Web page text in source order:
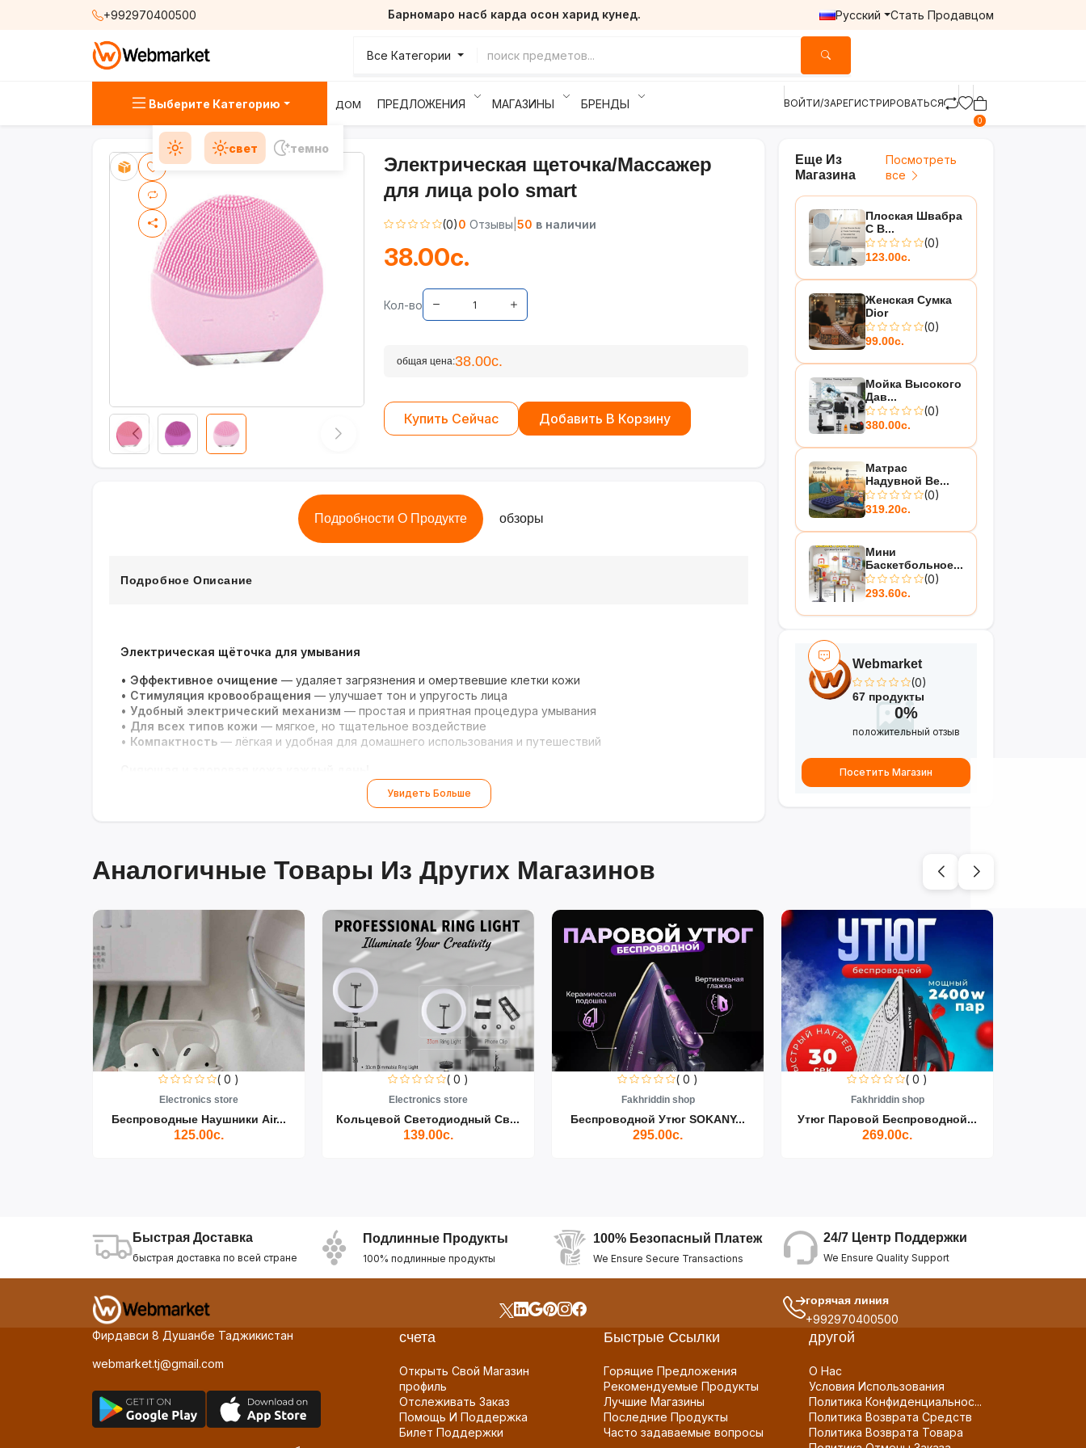
+992970400500 Барномаро насб карда осон харид кунед. Русский Стать Продавцом
Все Категории
Выберите Категорию ДОМ ПРЕДЛОЖЕНИЯ МАГАЗИНЫ БРЕНДЫ ВОЙТИ/ЗАРЕГИСТРИРОВАТЬСЯ
0
свет темно
Электрическая щеточка/Массажер
для лица polo smart
(0)0 Отзывы 50 в наличии
38.00с.
Кол-во
общая цена:38.00с.
Купить Сейчас Добавить В Корзину
Подробности О Продукте обзоры
Подробное Описание
Электрическая щёточка для умывания
• Эффективное очищение — удаляет загрязнения и омертвевшие клетки кожи
• Стимуляция кровообращения — улучшает тон и упругость лица
• Удобный электрический механизм — простая и приятная процедура умывания
• Для всех типов кожи — мягкое, но тщательное воздействие
• Компактность — лёгкая и удобная для домашнего использования и путешествий
Увидеть Больше
Еще Из
Магазина
Посмотреть
все
Плоская Швабра
С В...
(0)
123.00с.
Женская Сумка
Dior
(0)
99.00с.
Мойка Высокого
Дав...
(0)
380.00с.
Матрас
Надувной Be...
(0)
319.20с.
Мини
Баскетбольное...
(0)
293.60с.
Webmarket
(0)
67 продукты
0%
положительный отзыв
Посетить Магазин
Аналогичные Товары Из Других Магазинов
( 0 )
Electronics store
Беспроводные Наушники Air...
125.00с.
( 0 )
Electronics store
Кольцевой Светодиодный Св...
139.00с.
( 0 )
Fakhriddin shop
Беспроводной Утюг SOKANY...
295.00с.
( 0 )
Fakhriddin shop
Утюг Паровой Беспроводной...
269.00с.
Быстрая Доставка
быстрая доставка по всей стране
Подлинные Продукты
100% подлинные продукты
100% Безопасный Платеж
We Ensure Secure Transactions
24/7 Центр Поддержки
We Ensure Quality Support
горячая линия
+992970400500
Фирдавси 8 Душанбе Таджикистан
webmarket.tj@gmail.com
счета
Открыть Свой Магазин
профиль
Отслеживать Заказ
Помощь И Поддержка
Билет Поддержки
Быстрые Ссылки
Горящие Предложения
Рекомендуемые Продукты
Лучшие Магазины
Последние Продукты
Часто задаваемые вопросы
другой
О Нас
Условия Использования
Политика Конфиденциальнос...
Политика Возврата Средств
Политика Возврата Товара